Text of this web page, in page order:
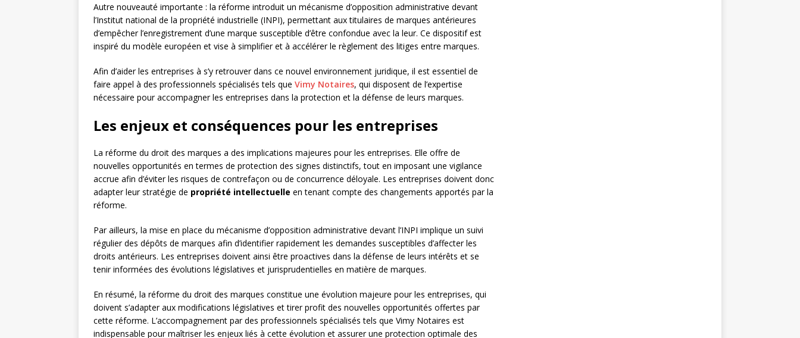
Autre nouveauté importante : la réforme introduit un mécanisme d’opposition administrative devant
l’Institut national de la propriété industrielle (INPI), permettant aux titulaires de marques antérieures
d’empêcher l’enregistrement d’une marque susceptible d’être confondue avec la leur. Ce dispositif est
inspiré du modèle européen et vise à simplifier et à accélérer le règlement des litiges entre marques.
Afin d’aider les entreprises à s’y retrouver dans ce nouvel environnement juridique, il est essentiel de
faire appel à des professionnels spécialisés tels que Vimy Notaires, qui disposent de l’expertise
nécessaire pour accompagner les entreprises dans la protection et la défense de leurs marques.
Les enjeux et conséquences pour les entreprises
La réforme du droit des marques a des implications majeures pour les entreprises. Elle offre de
nouvelles opportunités en termes de protection des signes distinctifs, tout en imposant une vigilance
accrue afin d’éviter les risques de contrefaçon ou de concurrence déloyale. Les entreprises doivent donc
adapter leur stratégie de propriété intellectuelle en tenant compte des changements apportés par la
réforme.
Par ailleurs, la mise en place du mécanisme d’opposition administrative devant l’INPI implique un suivi
régulier des dépôts de marques afin d’identifier rapidement les demandes susceptibles d’affecter les
droits antérieurs. Les entreprises doivent ainsi être proactives dans la défense de leurs intérêts et se
tenir informées des évolutions législatives et jurisprudentielles en matière de marques.
En résumé, la réforme du droit des marques constitue une évolution majeure pour les entreprises, qui
doivent s’adapter aux modifications législatives et tirer profit des nouvelles opportunités offertes par
cette réforme. L’accompagnement par des professionnels spécialisés tels que Vimy Notaires est
indispensable pour maîtriser les enjeux liés à cette évolution et assurer une protection optimale des